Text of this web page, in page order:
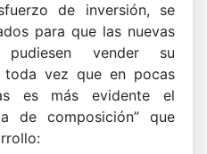
de inversión, se
para que las nuevas
pudiesen vender su
vez que en pocas
es más evidente el
de composición” que